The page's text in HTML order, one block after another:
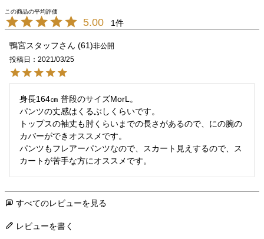
5.00 1
鴨宮スタッフ 61 非公開
投稿日
2021/03/25
身長164㎝ 普段のサイズMorL。
パンツの丈感はくるぶしくらいです。
トップスの袖丈も肘くらいまでの長さがあるので、にの腕の
カバーができオススメです。
パンツもフレアーパンツなので、スカート見えするので、ス
カートが苦手な方にオススメです。
すべてのレビューを見る
レビューを書く